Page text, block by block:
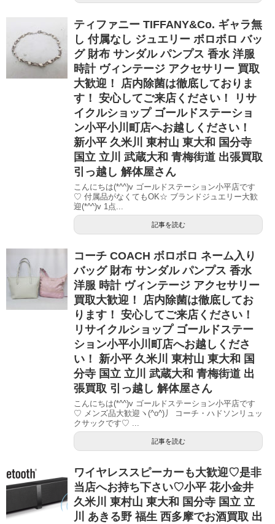
ティファニー TIFFANY&Co. ギャラ無
し 付属なし ジュエリー ボロボロ バッ
グ 財布 サンダル パンプス 香水 洋服
時計 ヴィンテージ アクセサリー 買取
大歓迎！ 店内除菌は徹底しておりま
す！ 安心してご来店ください！ リサ
イクルショップ ゴールドステーショ
ン小平小川町店へお越しください！
新小平 久米川 東村山 東大和 国分寺
国立 立川 武蔵大和 青梅街道 出張買取
引っ越し 解体屋さん
こんにちは(*^^)v ゴールドステーション小平店です
♡ 付属品がなくてもOK☆ ブランドジュエリー大歓
迎(*^^)v 1点...
記事を読む
コーチ COACH ボロボロ ネーム入り
バッグ 財布 サンダル パンプス 香水
洋服 時計 ヴィンテージ アクセサリー
買取大歓迎！ 店内除菌は徹底してお
ります！ 安心してご来店ください！
リサイクルショップ ゴールドステー
ション小平小川町店へお越しくださ
い！ 新小平 久米川 東村山 東大和 国
分寺 国立 立川 武蔵大和 青梅街道 出
張買取 引っ越し 解体屋さん
こんにちは(*^^)v ゴールドステーション小平店です
♡ メンズ品大歓迎ヽ(^o^)丿 コーチ・ハドソンリュッ
クサックです♡ ...
記事を読む
ワイヤレススピーカーも大歓迎♡是非
当店へお持ち下さい♡小平 花小金井
久米川 東村山 東大和 国分寺 国立 立
川 あきる野 福生 西多摩でお酒買取 出